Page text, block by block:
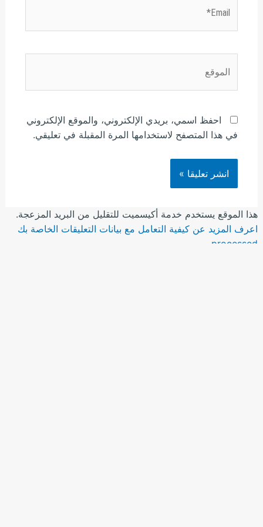
احفظ اسمي، بريدي الإلكتروني، والموقع الإلكتروني
في هذا المتصفح لاستخدامها المرة المقبلة في تعليقي.
هذا الموقع يستخدم خدمة أكيسميت للتقليل من البريد المزعجة.
اعرف المزيد عن كيفية التعامل مع بيانات التعليقات الخاصة بك
processed